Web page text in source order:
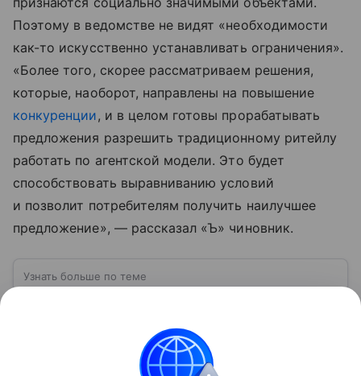
Поэтому в ведомстве не видят «необходимости
как-то искусственно устанавливать ограничения».
«Более того, скорее рассматриваем решения,
которые, наоборот, направлены на повышение
конкуренции , и в целом готовы прорабатывать
предложения разрешить традиционному ритейлу
работать по агентской модели. Это будет
способствовать выравниванию условий
и позволит потребителям получить наилучшее
предложение», — рассказал «Ъ» чиновник.
Узнать больше по теме
С помощью эксперта разберемся, что такое
омниканальность, как она влияет на общение с
клиентами и чем может быть полезна компании.